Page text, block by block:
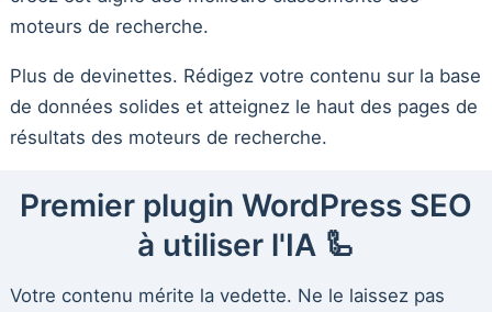
moteurs de recherche.
Plus de devinettes. Rédigez votre contenu sur la base
de données solides et atteignez le haut des pages de
résultats des moteurs de recherche.
Premier plugin WordPress SEO
à utiliser l'IA 🦾
Votre contenu mérite la vedette. Ne le laissez pas